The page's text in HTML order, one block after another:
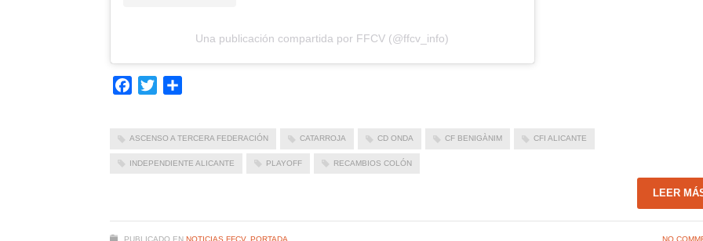
Una publicación compartida por FFCV (@ffcv_info)
Facebook
Twitter
ASCENSO A TERCERA FEDERACIÓN CATARROJA CD ONDA CF BENIGÀNIM CFI ALICANTE
INDEPENDIENTE ALICANTE PLAYOFF RECAMBIOS COLÓN
LEER
PUBLICADO EN NOTICIAS FFCV, PORTADA NO